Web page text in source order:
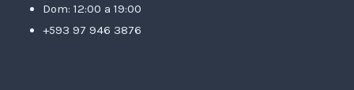
Dom: 12:00 a 19:00
+593 97 946 3876